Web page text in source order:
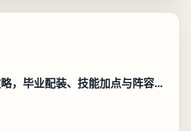
异环白藏养成攻略，毕业配装、技能加点与阵容搭配保姆级解析